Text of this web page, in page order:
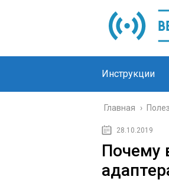
Инструкции
Главная ›
28.10.2019
Почему